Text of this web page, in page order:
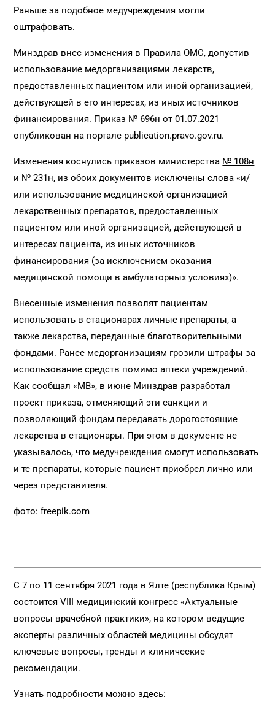
Раньше за подобное медучреждения могли
оштрафовать.
Минздрав внес изменения в Правила ОМС, допустив
использование медорганизациями лекарств,
предоставленных пациентом или иной организацией,
действующей в его интересах, из иных источников
финансирования. Приказ № 696н от 01.07.2021
опубликован на портале publication.pravo.gov.ru.
Изменения коснулись приказов министерства № 108н
и № 231н, из обоих документов исключены слова «и/
или использование медицинской организацией
лекарственных препаратов, предоставленных
пациентом или иной организацией, действующей в
интересах пациента, из иных источников
финансирования (за исключением оказания
медицинской помощи в амбулаторных условиях)».
Внесенные изменения позволят пациентам
использовать в стационарах личные препараты, а
также лекарства, переданные благотворительными
фондами. Ранее медорганизациям грозили штрафы за
использование средств помимо аптеки учреждений.
Как сообщал «МВ», в июне Минздрав разработал
проект приказа, отменяющий эти санкции и
позволяющий фондам передавать дорогостоящие
лекарства в стационары. При этом в документе не
указывалось, что медучреждения смогут использовать
и те препараты, которые пациент приобрел лично или
через представителя.
фото:freepik.com
С 7 по 11 сентября 2021 года в Ялте (республика Крым)
состоится VIII медицинский конгресс «Актуальные
вопросы врачебной практики», на котором ведущие
эксперты различных областей медицины обсудят
ключевые вопросы, тренды и клинические
рекомендации.
Узнать подробности можно здесь: